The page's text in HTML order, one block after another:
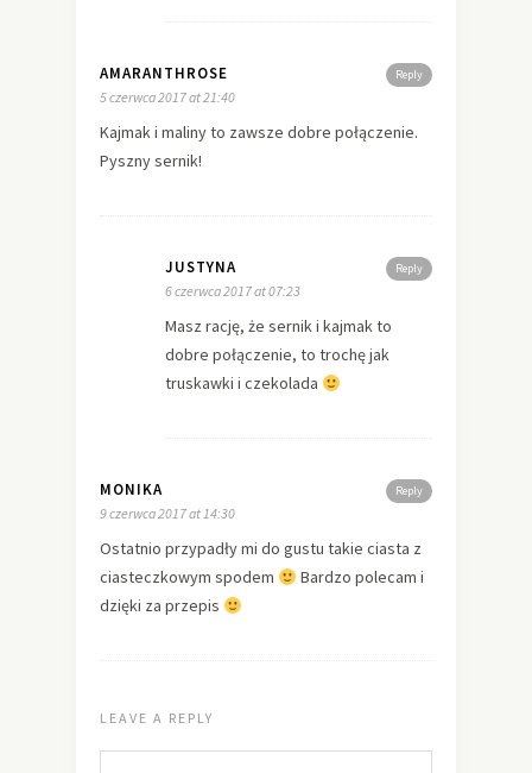
Reply
AMARANTHROSE
5 czerwca 2017 at 21:40
Kajmak i maliny to zawsze dobre połączenie.
Pyszny sernik!
Reply
JUSTYNA
6 czerwca 2017 at 07:23
Masz rację, że sernik i kajmak to
dobre połączenie, to trochę jak
truskawki i czekolada
Reply
MONIKA
9 czerwca 2017 at 14:30
Ostatnio przypadły mi do gustu takie ciasta z
ciasteczkowym spodem
Bardzo polecam i
dzięki za przepis
LEAVE A REPLY